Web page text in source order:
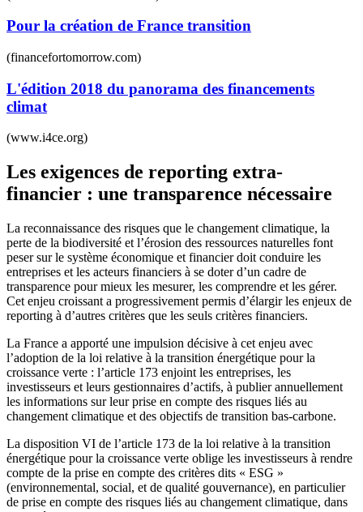
Pour la création de France transition
(financefortomorrow.com)
L'édition 2018 du panorama des financements
climat
(www.i4ce.org)
Les exigences de reporting extra-
financier : une transparence nécessaire
La reconnaissance des risques que le changement climatique, la
perte de la biodiversité et l’érosion des ressources naturelles font
peser sur le système économique et financier doit conduire les
entreprises et les acteurs financiers à se doter d’un cadre de
transparence pour mieux les mesurer, les comprendre et les gérer.
Cet enjeu croissant a progressivement permis d’élargir les enjeux de
reporting à d’autres critères que les seuls critères financiers.
La France a apporté une impulsion décisive à cet enjeu avec
l’adoption de la loi relative à la transition énergétique pour la
croissance verte : l’article 173 enjoint les entreprises, les
investisseurs et leurs gestionnaires d’actifs, à publier annuellement
les informations sur leur prise en compte des risques liés au
changement climatique et des objectifs de transition bas-carbone.
La disposition VI de l’article 173 de la loi relative à la transition
énergétique pour la croissance verte oblige les investisseurs à rendre
compte de la prise en compte des critères dits « ESG »
(environnemental, social, et de qualité gouvernance), en particulier
de prise en compte des risques liés au changement climatique, dans